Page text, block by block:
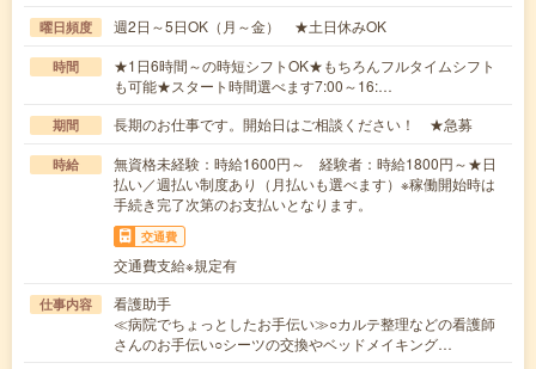
曜日頻度 週2日～5日OK（月～金） ★土日休みOK
時間
★1日6時間～の時短シフトOK★もちろんフルタイムシフト
も可能★スタート時間選べます7:00～16:…
期間 長期のお仕事です。開始日はご相談ください！ ★急募
時給
無資格未経験：時給1600円～ 経験者：時給1800円～★日
払い／週払い制度あり（月払いも選べます）※稼働開始時は
手続き完了次第のお支払いとなります。
交通費
交通費支給※規定有
仕事内容
看護助手
≪病院でちょっとしたお手伝い≫○カルテ整理などの看護師
さんのお手伝い○シーツの交換やベッドメイキング…